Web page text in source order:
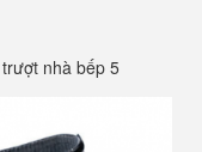
nhà bếp 5